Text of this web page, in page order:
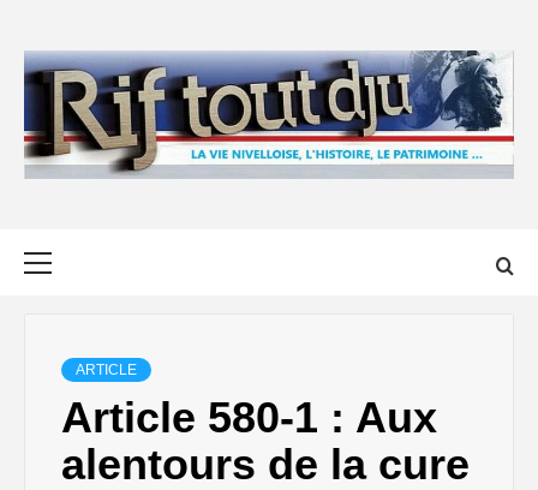
content
ARTICLE
Article 580-1 : Aux
alentours de la cure